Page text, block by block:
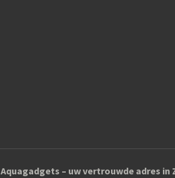
Aquagadgets – uw vertrouwde adres